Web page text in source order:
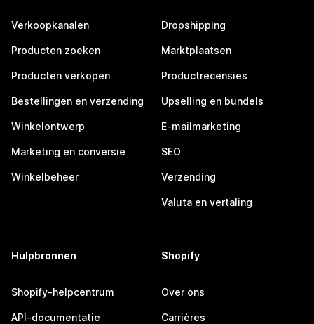
Verkoopkanalen
Producten zoeken
Producten verkopen
Bestellingen en verzending
Winkelontwerp
Marketing en conversie
Winkelbeheer
Dropshipping
Marktplaatsen
Productrecensies
Upselling en bundels
E-mailmarketing
SEO
Verzending
Valuta en vertaling
Hulpbronnen
Shopify-helpcentrum
API-documentatie
Shopify
Over ons
Carrières